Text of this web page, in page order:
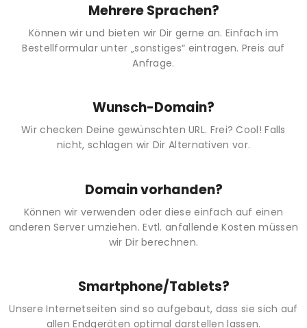
Mehrere Sprachen?
Können wir und bieten wir Dir gerne an. Einfach im
Bestellformular unter „sonstiges“ eintragen. Preis auf
Anfrage.
Wunsch-Domain?
Wir checken Deine gewünschten URL. Frei? Cool! Falls
nicht, schlagen wir Dir Alternativen vor.
Domain vorhanden?
Können wir verwenden oder diese einfach auf einen
anderen Server umziehen. Evtl. anfallende Kosten müssen
wir Dir berechnen.
Smartphone/Tablets?
Unsere Internetseiten sind so aufgebaut, dass sie sich auf
allen Endgeräten optimal darstellen lassen.